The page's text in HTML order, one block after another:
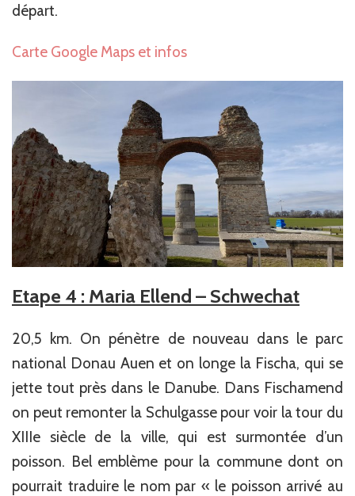
départ.
Carte Google Maps et infos
Etape 4 : Maria Ellend – Schwechat
20,5 km. On pénètre de nouveau dans le parc
national Donau Auen et on longe la Fischa, qui se
jette tout près dans le Danube. Dans Fischamend
on peut remonter la Schulgasse pour voir la tour du
XIIIe siècle de la ville, qui est surmontée d’un
poisson. Bel emblème pour la commune dont on
pourrait traduire le nom par « le poisson arrivé au